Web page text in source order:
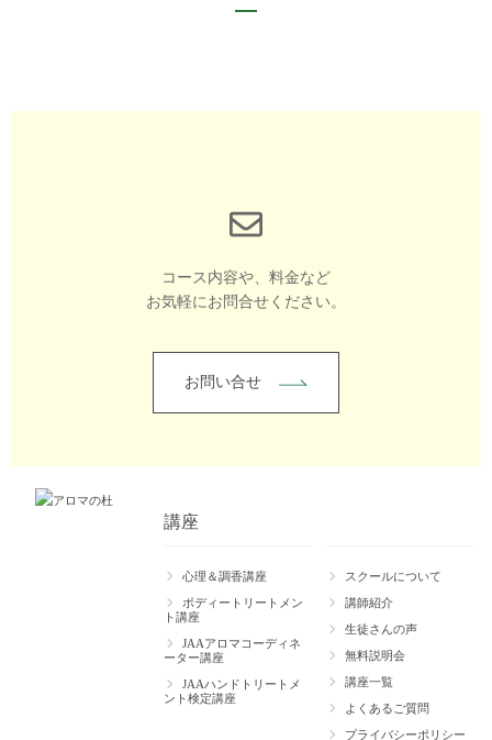
コース内容や、料金など
お気軽にお問合せください。
お問い合せ
講座
心理＆調香講座
ボディートリートメン
ト講座
JAAアロマコーディネ
ーター講座
JAAハンドトリートメ
ント検定講座
スクールについて
講師紹介
生徒さんの声
無料説明会
講座一覧
よくあるご質問
プライバシーポリシー